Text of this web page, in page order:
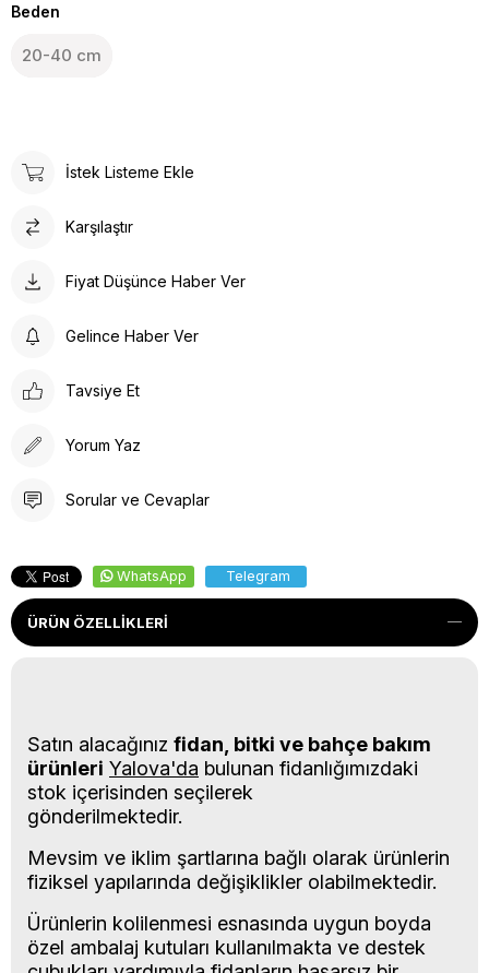
Beden
20-40 cm
İstek Listeme Ekle
Karşılaştır
Fiyat Düşünce Haber Ver
Gelince Haber Ver
Tavsiye Et
Yorum Yaz
Sorular ve Cevaplar
WhatsApp Telegram
ÜRÜN ÖZELLIKLERI
Satın alacağınız fidan, bitki ve bahçe bakım
ürünleri Yalova'da bulunan fidanlığımızdaki
stok içerisinden seçilerek
gönderilmektedir.
Mevsim ve iklim şartlarına bağlı olarak ürünlerin
fiziksel yapılarında değişiklikler olabilmektedir.
Ürünlerin kolilenmesi esnasında uygun boyda
özel ambalaj kutuları kullanılmakta ve destek